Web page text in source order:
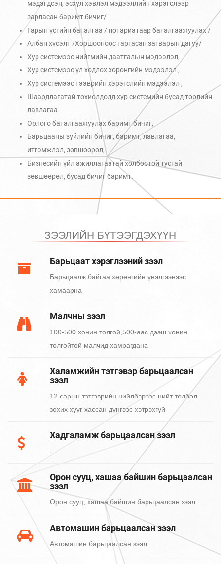
мэдэгдсэн, эсхүл хэвлэл мэдээллийн хэрэгслээр
зарласан баримт бичиг/
Гарын үсгийн баталгаа / нотариатаар баталгаажуулах /
Албан хүсэлт /Хоршооноос гаргасан загварын дагуу/
Хур системээс нийгмийн даатгалын мэдээлэл,
Хур системээс үл хөдлөх хөрөнгийн мэдээлэл ,
Хур системээс тээврийн хэрэгслийн мэдээлэл ,
Шаардлагатай тохиолдолд хур системийн бусад төрлийн
лавлагаа
Орлого баталгаажуулах баримт бичиг,
Барьцааны зүйлийн бичиг, баримт, лавлагаа,
итгэмжлэл, зөвшөөрөл,
Бизнесийн үйл ажиллагаатай холбоотой тусгай
зөвшөөрөл, бусад бичиг баримт.
ЗЭЭЛИЙН БҮТЭЭГДЭХҮҮН
Барьцаат хэрэглээний зээл
Барьцаалж байгаа хөрөнгийн үнэлгээнээс
хамаарна
Малчны зээл
100-500 хонин толгой,500-аас дээш хонин
толгойтой малчид хамрагдана
Халамжийн тэтгэвэр барьцаалсан
зээл
12 сарын тэтгэврийн нийлбэрээс нийт төлбөл
зохих хүүг хассан дүнгээс хэтрэхгүй
Хадгаламж барьцаалсан зээл
-
Орон сууц, хашаа байшин барьцаалсан
зээл
Орон сууц, хашаа байшин барьцаалсан зээл
Автомашин барьцаалсан зээл
Автомашин барьцаалсан зээл